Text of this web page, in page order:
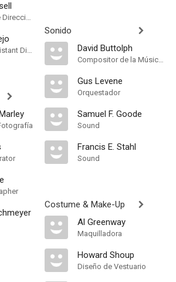
Asistente de Dirección
Second Assistant Director
Sonido
David Buttolph
Compositor de la Música Original
Gus Levene
Orquestador
Samuel F. Goode
Sound
Francis E. Stahl
Sound
Costume & Make-Up
Al Greenway
Maquilladora
Howard Shoup
Diseño de Vestuario